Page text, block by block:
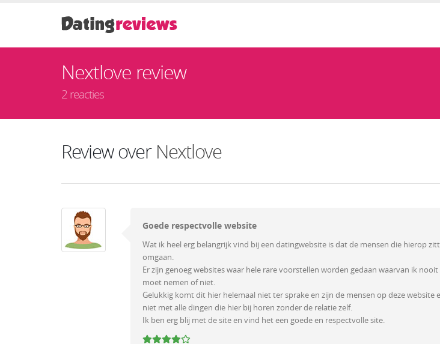
Nextlove review
2 reacties
Review over Nextlove
Goede respectvolle website
Wat ik heel erg belangrijk vind bij een datingwebsite is dat de mensen die hierop
omgaan.
Er zijn genoeg websites waar hele rare voorstellen worden gedaan waarvan ik
moet nemen of niet.
Gelukkig komt dit hier helemaal niet ter sprake en zijn de mensen op deze website
niet met alle dingen die hier bij horen zonder de relatie zelf.
Ik ben erg blij met de site en vind het een goede en respectvolle site.